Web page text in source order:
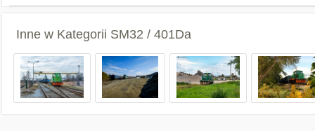
Inne w Kategorii SM32 / 401Da